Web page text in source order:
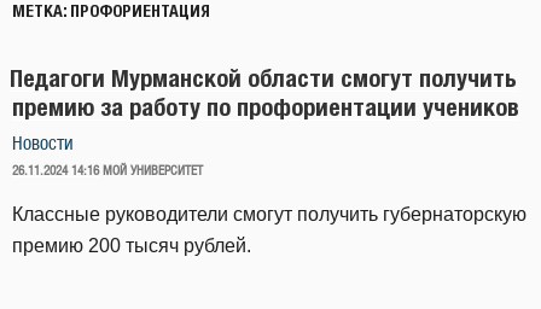
МЕТКА: ПРОФОРИЕНТАЦИЯ
Педагоги Мурманской области смогут получить
премию за работу по профориентации учеников
Новости
ОПУБЛИКОВАНО
26.11.2024 14:16 МОЙ УНИВЕРСИТЕТ
Классные руководители смогут получить губернаторскую
премию 200 тысяч рублей.